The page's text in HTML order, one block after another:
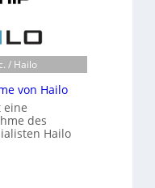
/ Hailo
von Hailo
eine
des
Hailo